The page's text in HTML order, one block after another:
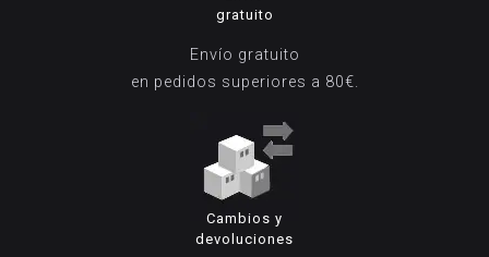
gratuito
Envío gratuito
en pedidos superiores a 80€.
Cambios y
devoluciones